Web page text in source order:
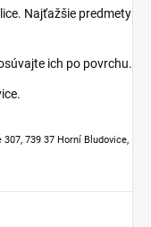
Najťažšie predmety
ich po povrchu.
739 37 Horní Bludovice,